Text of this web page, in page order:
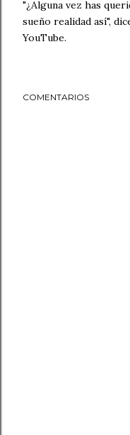
"¿Alguna vez has
sueño realidad así",
YouTube.
COMENTARIOS